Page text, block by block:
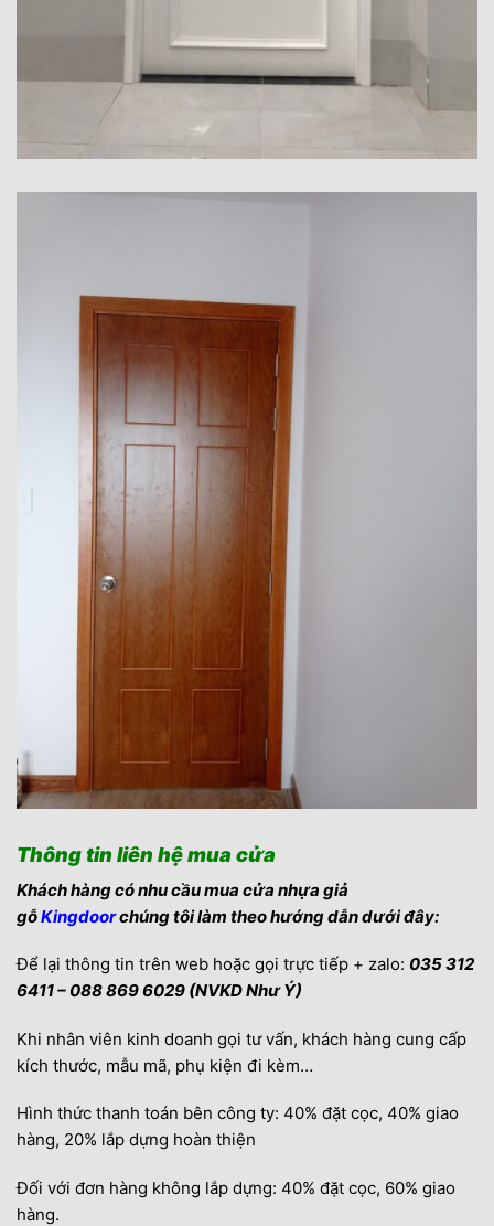
Thông tin liên hệ mua cửa
Khách hàng có nhu cầu mua cửa nhựa giả
gỗKingdoorchúng tôi làm theo hướng dẫn dưới đây:
Để lại thông tin trên web hoặc gọi trực tiếp + zalo: 035 312
6411 – 088 869 6029 (NVKD Như Ý)
Khi nhân viên kinh doanh gọi tư vấn, khách hàng cung cấp
kích thước, mẫu mã, phụ kiện đi kèm…
Hình thức thanh toán bên công ty: 40% đặt cọc, 40% giao
hàng, 20% lắp dựng hoàn thiện
Đối với đơn hàng không lắp dựng: 40% đặt cọc, 60% giao
hàng.